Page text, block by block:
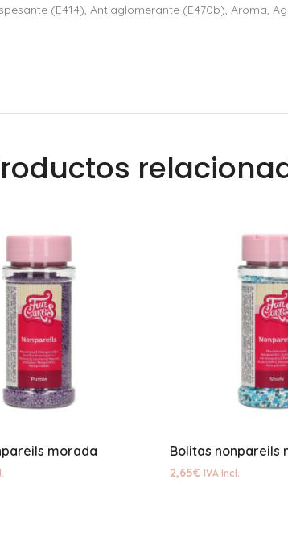
(E414), Antiaglomerante (E470b), Aroma,
morada Bolitas nonpareils
2,65€ IVA Incl.